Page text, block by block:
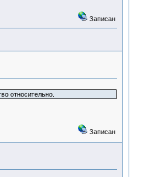
Записан
относительно.
Записан